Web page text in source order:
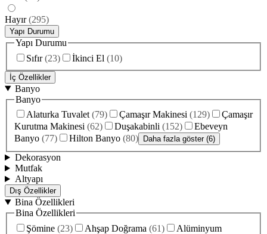
Hayır (295)
Yapı Durumu
Yapı Durumu
Sıfır (23) İkinci El (10)
İç Özellikler
Banyo
Banyo
Alaturka Tuvalet (79) Çamaşır Makinesi (129)
Çamaşır
Kurutma Makinesi (62) Duşakabinli (152)
Ebeveyn
Banyo (77) Hilton Banyo (80) Daha fazla göster (6)
Dekorasyon
Mutfak
Altyapı
Dış Özellikler
Bina Özellikleri
Bina Özellikleri
Şömine (23) Ahşap Doğrama (61)
Alüminyum